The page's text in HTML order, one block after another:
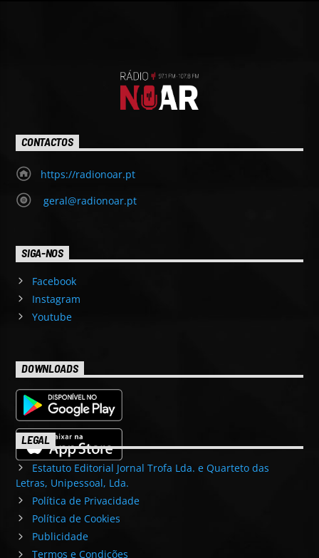
CONTACTOS
https://radionoar.pt
geral@radionoar.pt
SIGA-NOS
Facebook
Instagram
Youtube
DOWNLOADS
LEGAL
Estatuto Editorial Jornal Trofa Lda. e Quarteto das
Letras, Unipessoal, Lda.
Política de Privacidade
Política de Cookies
Publicidade
Termos e Condições